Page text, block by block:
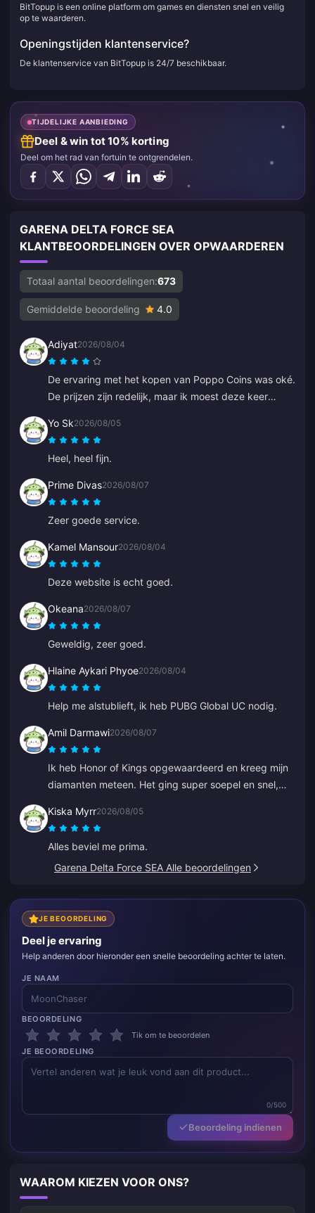
BitTopup is een online platform om games en diensten snel en veilig
op te waarderen.
Openingstijden klantenservice?
De klantenservice van BitTopup is 24/7 beschikbaar.
TIJDELIJKE AANBIEDING
Deel & win tot 10% korting
Deel om het rad van fortuin te ontgrendelen.
GARENA DELTA FORCE SEA
KLANTBEOORDELINGEN OVER OPWAARDEREN
Totaal aantal beoordelingen:673
Gemiddelde beoordeling 4.0
Adiyat2026/08/04
De ervaring met het kopen van Poppo Coins was oké.
De prijzen zijn redelijk, maar ik moest deze keer
slechte keuze, alleen niet perfect.
Yo Sk2026/08/05
Heel, heel fijn.
Prime Divas2026/08/07
Zeer goede service.
Kamel Mansour2026/08/04
Deze website is echt goed.
Okeana2026/08/07
Geweldig, zeer goed.
Hlaine Aykari Phyoe2026/08/04
Help me alstublieft, ik heb PUBG Global UC nodig.
Amil Darmawi2026/08/07
Ik heb Honor of Kings opgewaardeerd en kreeg mijn
diamanten meteen. Het ging super soepel en snel,
Kiska Myrr2026/08/05
Alles beviel me prima.
Garena Delta Force SEA Alle beoordelingen
JE BEOORDELING
Deel je ervaring
Help anderen door hieronder een snelle beoordeling achter te laten.
JE NAAM
BEOORDELING
Tik om te beoordelen
JE BEOORDELING
0/500
Beoordeling indienen
WAAROM KIEZEN VOOR ONS?